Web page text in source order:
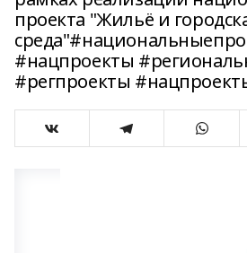
проекта "Жильё и
#нацпроекты
#регпроекты